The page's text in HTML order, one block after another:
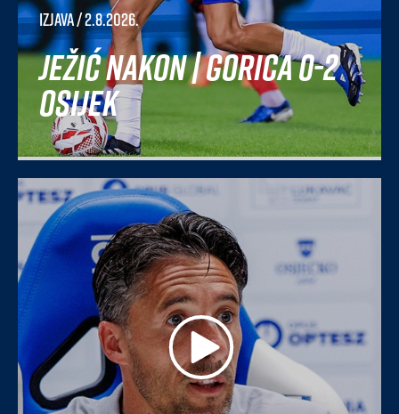
Izjava/ 2.8.2026.
Ježić nakon | Gorica 0-2
Osijek